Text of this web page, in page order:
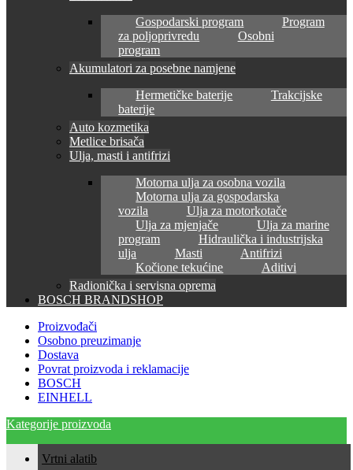
Gospodarski program
Program
za poljoprivredu
Osobni
program
Akumulatori za posebne namjene
Hermetičke baterije
Trakcijske
baterije
Auto kozmetika
Metlice brisača
Ulja, masti i antifrizi
Motorna ulja za osobna vozila
Motorna ulja za gospodarska
vozila
Ulja za motorkotače
Ulja za mjenjače
Ulja za marine
program
Hidraulička i industrijska
ulja
Masti
Antifrizi
Kočione tekućine
Aditivi
Radionička i servisna oprema
BOSCH BRANDSHOP
Proizvođači
Osobno preuzimanje
Dostava
Povrat proizvoda i reklamacije
BOSCH
EINHELL
Kategorije proizvoda
Vrtni alati